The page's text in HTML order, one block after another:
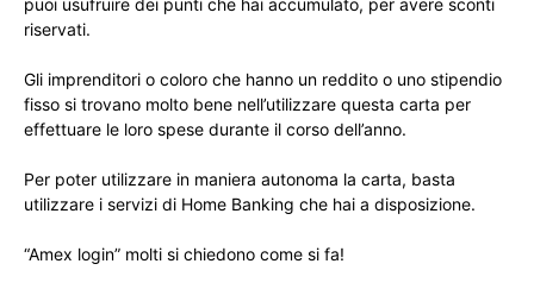
puoi usufruire dei punti che hai accumulato, per avere sconti
riservati.
Gli imprenditori o coloro che hanno un reddito o uno stipendio
fisso si trovano molto bene nell’utilizzare questa carta per
effettuare le loro spese durante il corso dell’anno.
Per poter utilizzare in maniera autonoma la carta, basta
utilizzare i servizi di Home Banking che hai a disposizione.
“Amex login” molti si chiedono come si fa!